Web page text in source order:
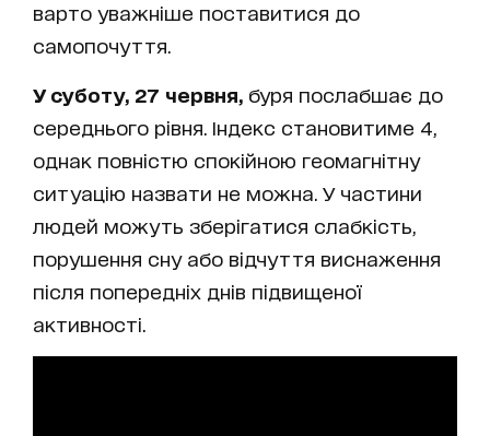
варто уважніше поставитися до
самопочуття.
У суботу, 27 червня, буря послабшає до
середнього рівня. Індекс становитиме 4,
однак повністю спокійною геомагнітну
ситуацію назвати не можна. У частини
людей можуть зберігатися слабкість,
порушення сну або відчуття виснаження
після попередніх днів підвищеної
активності.